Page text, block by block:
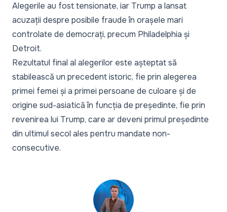
Alegerile au fost tensionate, iar Trump a lansat
acuzații despre posibile fraude în orașele mari
controlate de democrați, precum Philadelphia și
Detroit.
Rezultatul final al alegerilor este așteptat să
stabilească un precedent istoric, fie prin alegerea
primei femei și a primei persoane de culoare și de
origine sud-asiatică în funcția de președinte, fie prin
revenirea lui Trump, care ar deveni primul președinte
din ultimul secol ales pentru mandate non-
consecutive.